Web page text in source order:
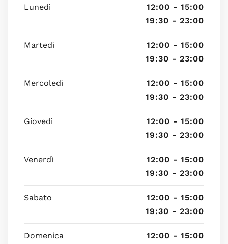
Lunedì
12:00 - 15:00
19:30 - 23:00
Martedì
12:00 - 15:00
19:30 - 23:00
Mercoledì
12:00 - 15:00
19:30 - 23:00
Giovedì
12:00 - 15:00
19:30 - 23:00
Venerdì
12:00 - 15:00
19:30 - 23:00
Sabato
12:00 - 15:00
19:30 - 23:00
Domenica
12:00 - 15:00